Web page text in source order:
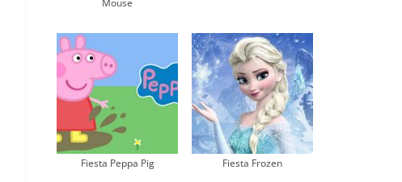
Mouse
Fiesta Peppa Pig Fiesta Frozen